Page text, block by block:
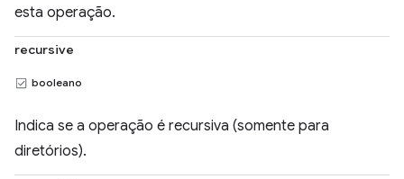
esta operação.
recursive
booleano
Indica se a operação é recursiva (somente para
diretórios).